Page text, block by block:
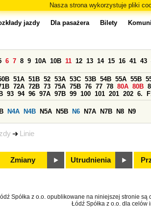
Nasza strona wykorzystuje pliki
Linie
jazdy Dla pasażera Bilety
6 7 8 9 10A 10B 11 12 13 14 15 16 41 43
51A 51B 52 53A 53C 53B 54B 55A 55B
72A 72B 73 75A 75B 76 77 78 80A 80B
93 94 96 97A 97B 99 100 101 201 202 6.
N4A N4B N5A N5B N6 N7A N7B N8 N9
Zmiany Utrudnienia
Spółka z o.o. opublikowane na niniejszej stronie
Łódź Spółka z o.o. dla celów